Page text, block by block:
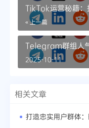
TikTok运营秘籍：
« 上一篇
Telegram群组人
2025-10-11
相关文章
打造忠实用户群体